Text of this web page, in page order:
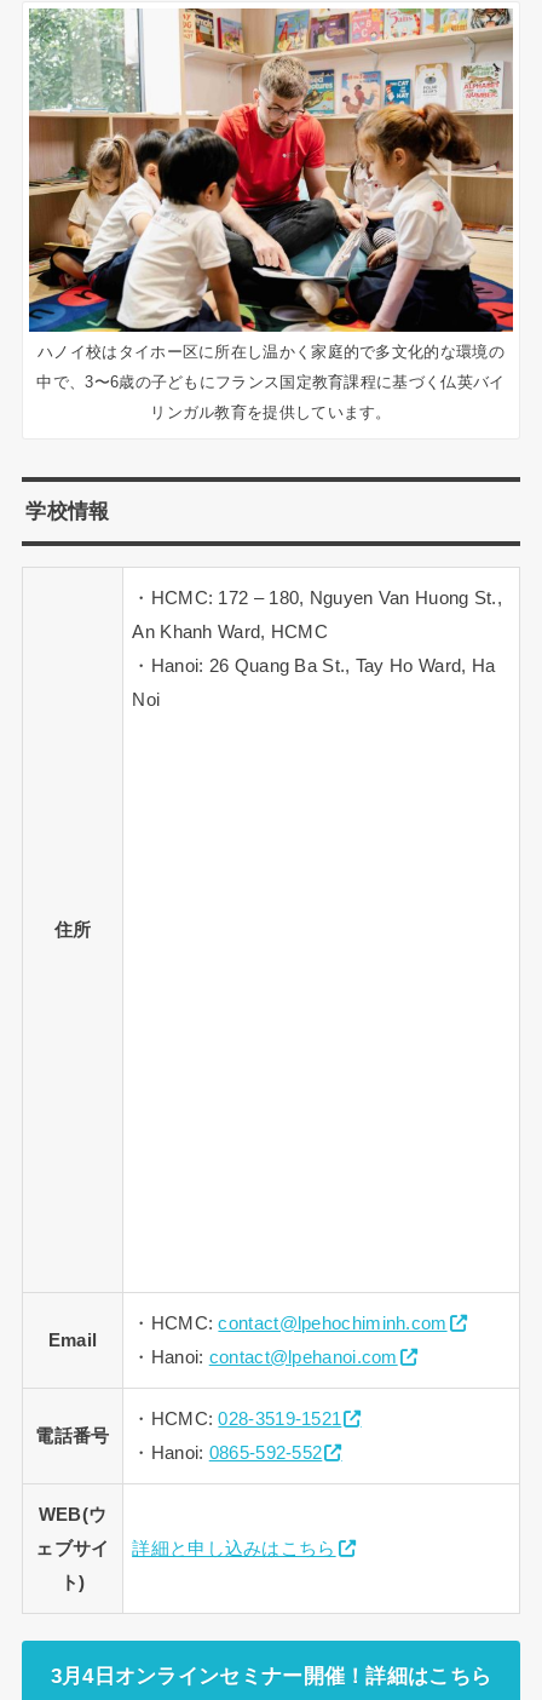
ハノイ校はタイホー区に所在し温かく家庭的で多文化的な環境の
中で、3〜6歳の子どもにフランス国定教育課程に基づく仏英バイ
リンガル教育を提供しています。
学校情報
住所
・HCMC: 172 – 180, Nguyen Van Huong St.,
An Khanh Ward, HCMC
・Hanoi: 26 Quang Ba St., Tay Ho Ward, Ha
Noi
Email
・HCMC:contact@lpehochiminh.com
・Hanoi: contact@lpehanoi.com
電話番号
・HCMC:028-3519-1521
・Hanoi: 0865-592-552
WEB(ウ
ェブサイ
ト)
詳細と申し込みはこちら
3月4日オンラインセミナー開催！詳細はこちら